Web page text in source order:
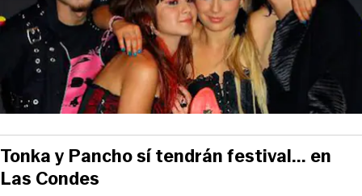
Tonka y Pancho sí tendrán festival... en
Las Condes